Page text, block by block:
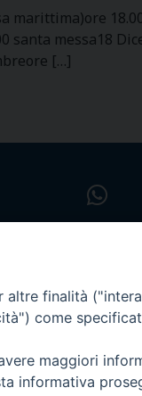
marittima)ore
santa messa18
[…]
altre finalità
come
maggiori
informativa